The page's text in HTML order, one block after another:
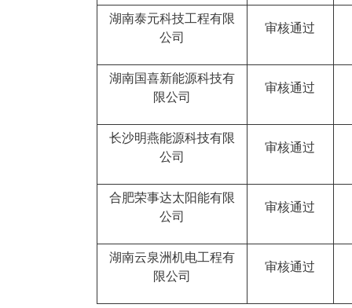
湖南泰元科技工程有限
公司
审核通过
湖南国喜新能源科技有
限公司
审核通过
长沙明燕能源科技有限
公司
审核通过
合肥荣事达太阳能有限
公司
审核通过
湖南云泉洲机电工程有
限公司
审核通过